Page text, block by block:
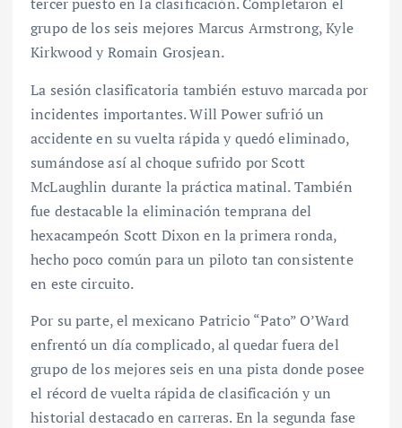
tercer puesto en la clasificación. Completaron el
grupo de los seis mejores Marcus Armstrong, Kyle
Kirkwood y Romain Grosjean.
La sesión clasificatoria también estuvo marcada por
incidentes importantes. Will Power sufrió un
accidente en su vuelta rápida y quedó eliminado,
sumándose así al choque sufrido por Scott
McLaughlin durante la práctica matinal. También
fue destacable la eliminación temprana del
hexacampeón Scott Dixon en la primera ronda,
hecho poco común para un piloto tan consistente
en este circuito.
Por su parte, el mexicano Patricio “Pato” O’Ward
enfrentó un día complicado, al quedar fuera del
grupo de los mejores seis en una pista donde posee
el récord de vuelta rápida de clasificación y un
historial destacado en carreras. En la segunda fase